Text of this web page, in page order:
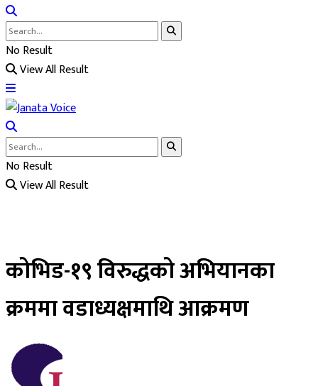
No Result
View All Result
No Result
View All Result
कोभिड-१९ विरुद्धको अभियानका
क्रममा वडाध्यक्षमाथि आक्रमण